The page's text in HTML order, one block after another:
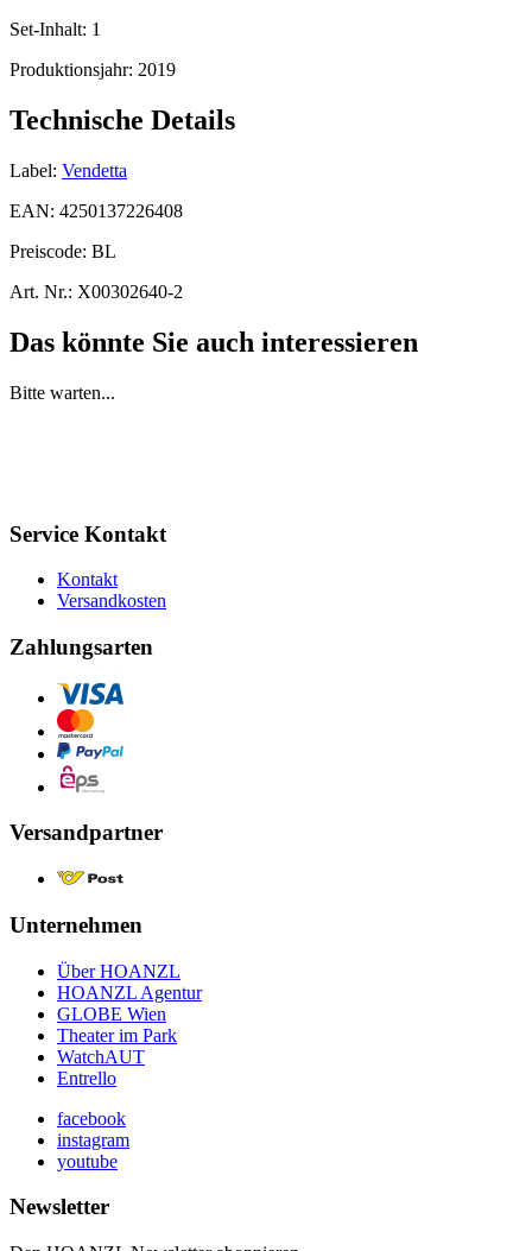
Set-Inhalt: 1
Produktionsjahr: 2019
Technische Details
Label: Vendetta
EAN: 4250137226408
Preiscode: BL
Art. Nr.: X00302640-2
Das könnte Sie auch interessieren
Bitte warten...
Service Kontakt
Kontakt
Versandkosten
Zahlungsarten
Versandpartner
Unternehmen
Über HOANZL
HOANZL Agentur
GLOBE Wien
Theater im Park
WatchAUT
Entrello
facebook
instagram
youtube
Newsletter